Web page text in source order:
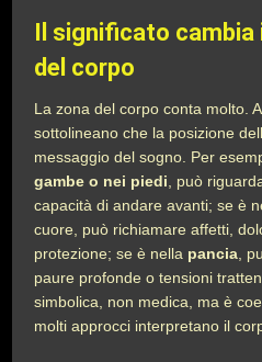
Il significato cambia
del corpo
La zona del corpo conta molto.
sottolineano che la posizione
messaggio del sogno. Per
gambe o nei piedi , può
capacità di andare avanti; se è
cuore, può richiamare affetti,
protezione; se è nella pancia ,
paure profonde o tensioni
simbolica, non medica, ma è
molti approcci interpretano il